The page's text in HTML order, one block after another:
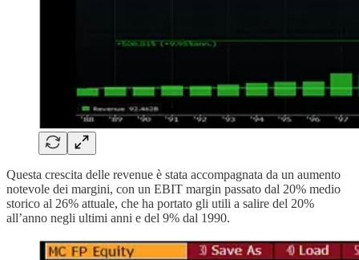
Questa crescita delle revenue è stata accompagnata da un aumento
notevole dei margini, con un EBIT margin passato dal 20% medio
storico al 26% attuale, che ha portato gli utili a salire del 20%
all’anno negli ultimi anni e del 9% dal 1990.